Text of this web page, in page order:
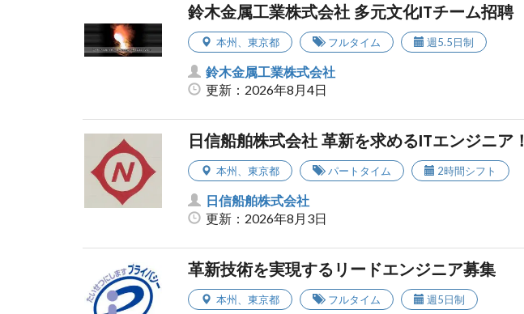
鈴木金属工業株式会社 多元文化ITチーム招聘
本州、 東京都 フルタイム 週5.5日制
鈴木金属工業株式会社
更新：2026年8月4日
日信船舶株式会社 革新を求めるITエンジニア！
本州、 東京都 パートタイム 2時間シフト
日信船舶株式会社
更新：2026年8月3日
革新技術を実現するリードエンジニア募集
本州、 東京都 フルタイム 週5日制